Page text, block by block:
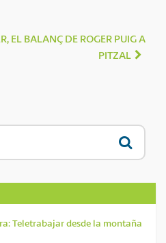
EL BALANÇ DE ROGER PUIG A
PITZAL
Teletrabajar desde la montaña